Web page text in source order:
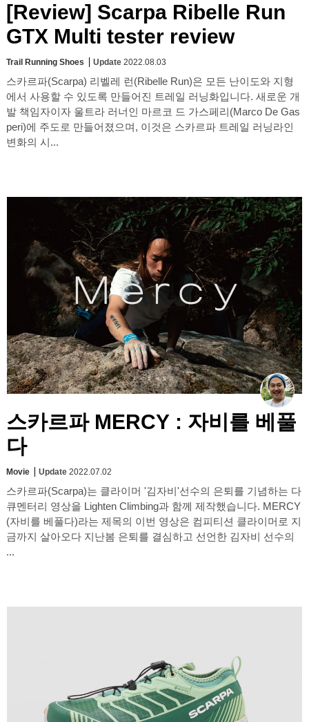
[Review] Scarpa Ribelle Run
GTX Multi tester review
Trail Running Shoes Update 2022.08.03
스카르파(Scarpa) 리벨레 런(Ribelle Run)은 모든 난이도와 지형
에서 사용할 수 있도록 만들어진 트레일 러닝화입니다. 새로운 개
발 책임자이자 울트라 러너인 마르코 드 가스페리(Marco De Gas
peri)에 주도로 만들어졌으며, 이것은 스카르파 트레일 러닝라인
변화의 시...
스카르파 MERCY : 자비를 베풀
다
Movie Update 2022.07.02
스카르파(Scarpa)는 클라이머 '김자비'선수의 은퇴를 기념하는 다
큐멘터리 영상을 Lighten Climbing과 함께 제작했습니다. MERCY
(자비를 베풀다)라는 제목의 이번 영상은 컴피티션 클라이머로 지
금까지 살아오다 지난봄 은퇴를 결심하고 선언한 김자비 선수의
...